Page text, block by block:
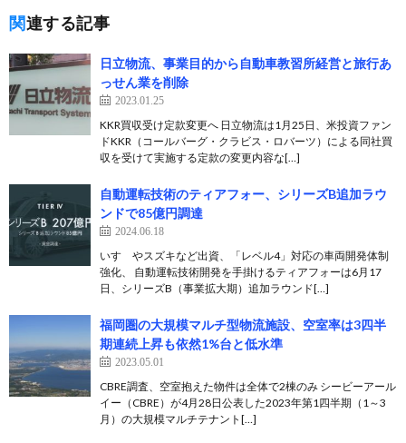
関連する記事
日立物流、事業目的から自動車教習所経営と旅行あ
っせん業を削除
2023.01.25
KKR買収受け定款変更へ 日立物流は1月25日、米投資ファン
ドKKR（コールバーグ・クラビス・ロバーツ）による同社買
収を受けて実施する定款の変更内容な[…]
自動運転技術のティアフォー、シリーズB追加ラウ
ンドで85億円調達
2024.06.18
いすゞやスズキなど出資、「レベル4」対応の車両開発体制
強化、 自動運転技術開発を手掛けるティアフォーは6月17
日、シリーズB（事業拡大期）追加ラウンド[…]
福岡圏の大規模マルチ型物流施設、空室率は3四半
期連続上昇も依然1%台と低水準
2023.05.01
CBRE調査、空室抱えた物件は全体で2棟のみ シービーアール
イー（CBRE）が4月28日公表した2023年第1四半期（1～3
月）の大規模マルチテナント[…]